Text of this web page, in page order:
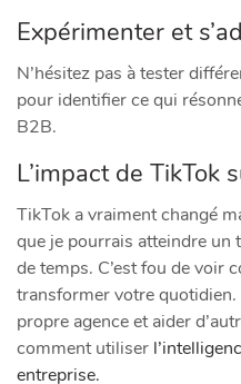
Expérimenter et
N’hésitez pas à tester
pour identifier ce qui
B2B.
L’impact de TikTok
TikTok a vraiment changé
que je pourrais atteindre un
de temps. C’est fou de voir
transformer votre quotidien.
propre agence et aider
comment utiliser
entreprise.